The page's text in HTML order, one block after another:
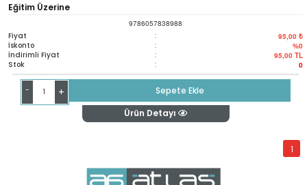
Eğitim Üzerine
9786057838988
Fiyat : 95,00 ₺
İskonto : %0
İndirimli Fiyat : 95,00 TL
Stok : 0
- +
Sepete Ekle
Ürün Detayı
1